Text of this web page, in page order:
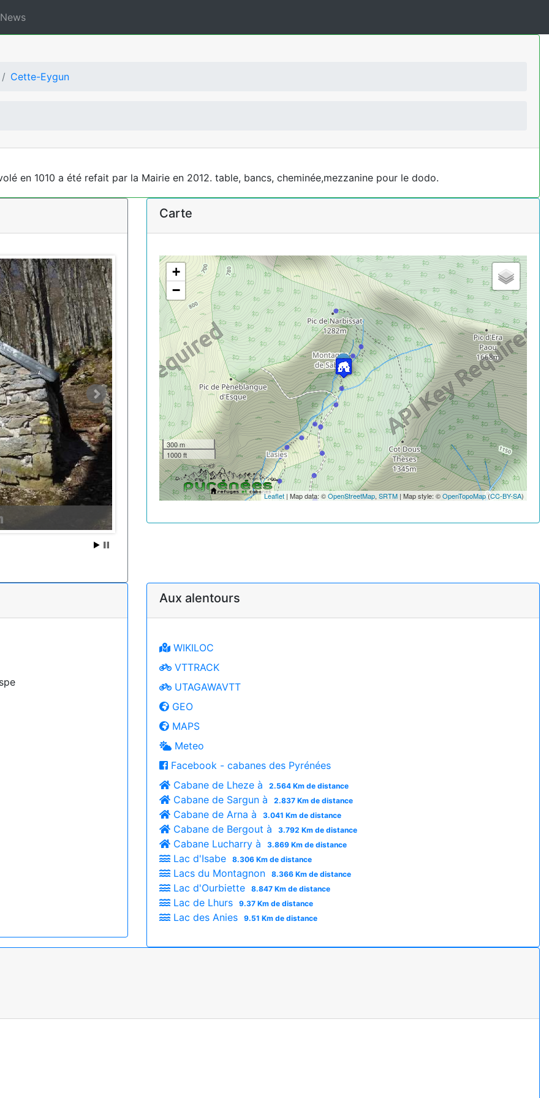
News
Cette-Eygun
en 1010 a été refait par la Mairie en 2012. table, bancs, cheminée,mezzanine pour le dodo.
Carte
+
−
300 m
1000 ft
Leaflet | Map data: ©OpenStreetMap, SRTM | Map style: ©OpenTopoMap(CC-BY-SA)
Aux alentours
WIKILOC
VTTRACK
UTAGAWAVTT
GEO
MAPS
Meteo
Facebook - cabanes des Pyrénées
Cabane de Lheze à
2.564 Km de distance
Cabane de Sargun à 2.837 Km de distance
Cabane de Arna à 3.041 Km de distance
Cabane de Bergout à 3.792 Km de distance
Cabane Lucharry à 3.869 Km de distance
Lac d'Isabe 8.306 Km de distance
Lacs du Montagnon 8.366 Km de distance
Lac d'Ourbiette 8.847 Km de distance
Lac de Lhurs 9.37 Km de distance
Lac des Anies 9.51 Km de distance